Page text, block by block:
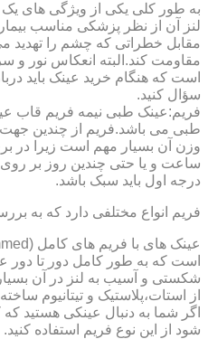
به طور کلی یکی از ویژگی های
لنز آن از نظر پزشکی مناسب
مقابل خطراتی که چشم را تهدید
مقاومت کند.البته انعکاس نور
است که هنگام خرید عینک باید
سؤال کنید.
فریم:عینک طبی نیمه فریم قاب
طبی می باشد.فریم از چندین جهت
وزن آن بسیار مهم است زیرا در
ساعت و یا حتی چندین روز بر
درجه اول باید سبک باشد.
فریم انواع مختلفی دارد که به
است که به طور کامل دور تا
شکستی و آسیب به لنز در آن
از استات،پلاستیک و تیتانیوم
اگر شما به دنبال عینکی هستید
شود از این نوع فریم استفاده کنید.